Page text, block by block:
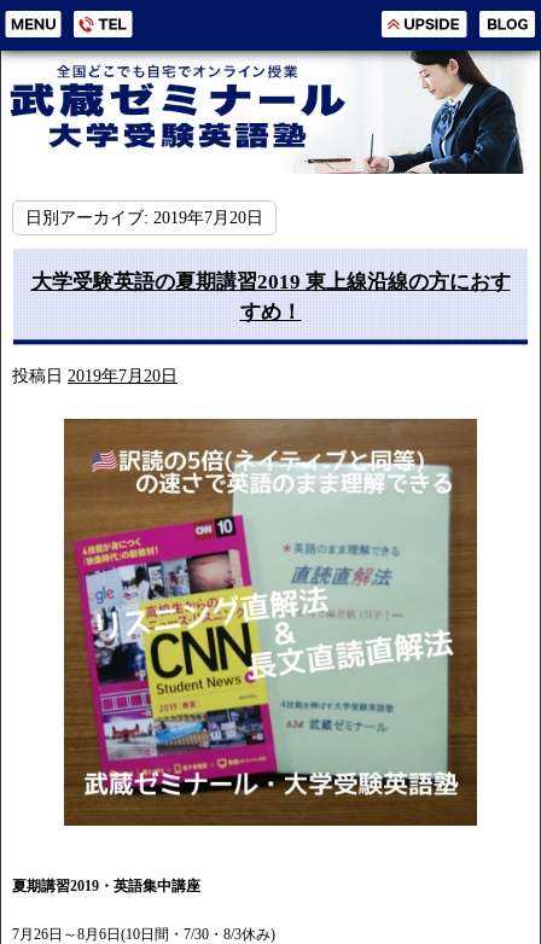
日別アーカイブ: 2019年7月20日
大学受験英語の夏期講習2019 東上線沿線の方におす
すめ！
投稿日 2019年7月20日
夏期講習2019・英語集中講座
7月26日～8月6日(10日間・7/30・8/3休み)